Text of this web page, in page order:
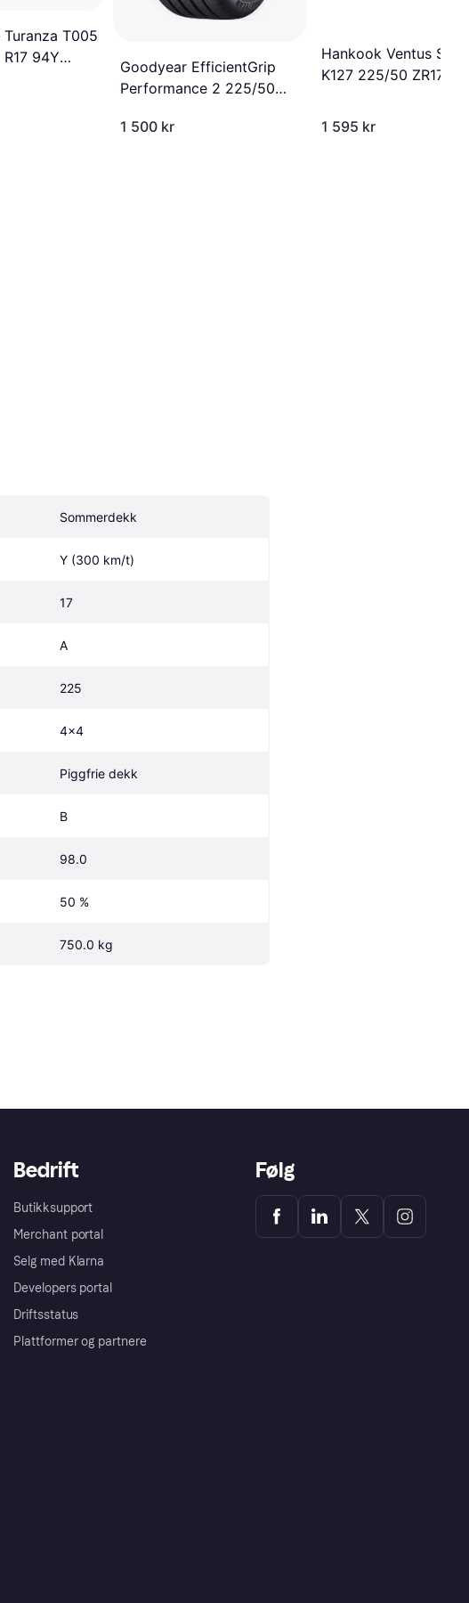
T005
94Y
Goodyear EfficientGrip
Performance 2 225/50
1 500 kr
Hankook Ventus S1
K127 225/50 ZR17
1 595 kr
Sommerdekk
Y (300 km/t)
17
A
225
4x4
Piggfrie dekk
B
98.0
50 %
750.0 kg
Bedrift
Butikksupport
Merchant portal
Selg med Klarna
Developers portal
Driftsstatus
Plattformer og partnere
Følg